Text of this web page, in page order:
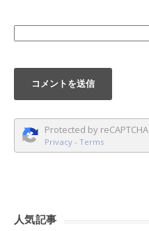
Protected by reCAPTCHA
Privacy - Terms
人気記事